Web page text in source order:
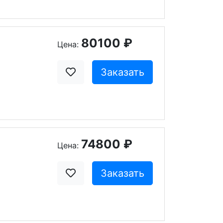
Цена: 80100 ₽
Заказать
Цена: 74800 ₽
Заказать